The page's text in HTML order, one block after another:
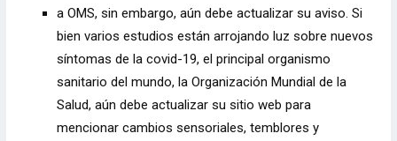
a OMS, sin embargo, aún debe actualizar su aviso. Si
bien varios estudios están arrojando luz sobre nuevos
síntomas de la covid-19, el principal organismo
sanitario del mundo, la Organización Mundial de la
Salud, aún debe actualizar su sitio web para
mencionar cambios sensoriales, temblores y